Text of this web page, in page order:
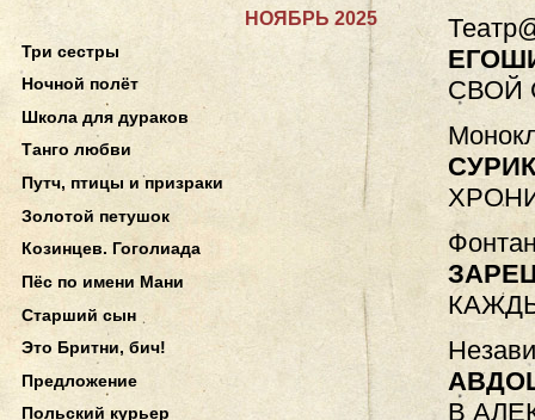
СВОЙ
В
НОЯБРЬ 2025
Три сестры
Ночной полёт
Школа для дураков
Танго любви
Путч, птицы и призраки
Золотой петушок
Козинцев. Гоголиада
Пёс по имени Мани
Старший сын
Это Бритни, бич!
Предложение
Польский курьер